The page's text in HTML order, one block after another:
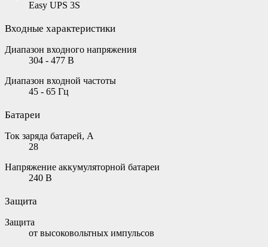
Easy UPS 3S
Входные характеристики
Диапазон входного напряжения
304 - 477 В
Диапазон входной частоты
45 - 65 Гц
Батареи
Ток заряда батарей, А
28
Напряжение аккумуляторной батареи
240 В
Защита
Защита
от высоковольтных импульсов